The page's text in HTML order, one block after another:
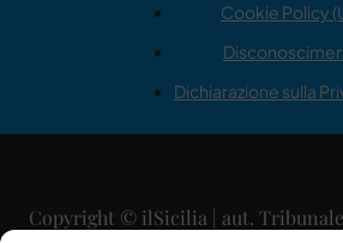
Cookie Policy
Dichiarazione sulla
Copyright © ilSicilia | aut. Tribunale